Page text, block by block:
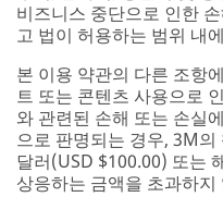
비즈니스 중단으로 인한
고 법이 허용하는 범위 내
본 이용 약관의 다른 조항
트 또는 콘텐츠 사용으로
와 관련된 손해 또는 손실
으로 판명되는 경우, 3M
달러(USD $100.00) 또는
상응하는 금액을 초과하지